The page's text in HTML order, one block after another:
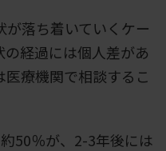
落ち着いていくケー
経過には個人差があ
療機関で相談するこ
50％が、2-3年後には